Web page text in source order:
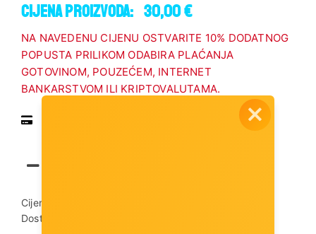
Cijena proizvoda: 30,00 €
NA NAVEDENU CIJENU OSTVARITE 10% DODATNOG
POPUSTA PRILIKOM ODABIRA PLAĆANJA
GOTOVINOM, POUZEĆEM, INTERNET
BANKARSTVOM ILI KRIPTOVALUTAMA.
Cijena dostave:
Dostupnost artikla: